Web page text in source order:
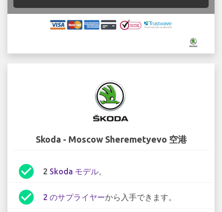
Skoda - Moscow Sheremetyevo 空港
check_circle 2 Skoda モデル。
check_circle 2 のサプライヤーから入手できます。